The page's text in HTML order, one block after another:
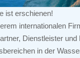
ist erschienen!
internationalen
Dienstleister und
in der